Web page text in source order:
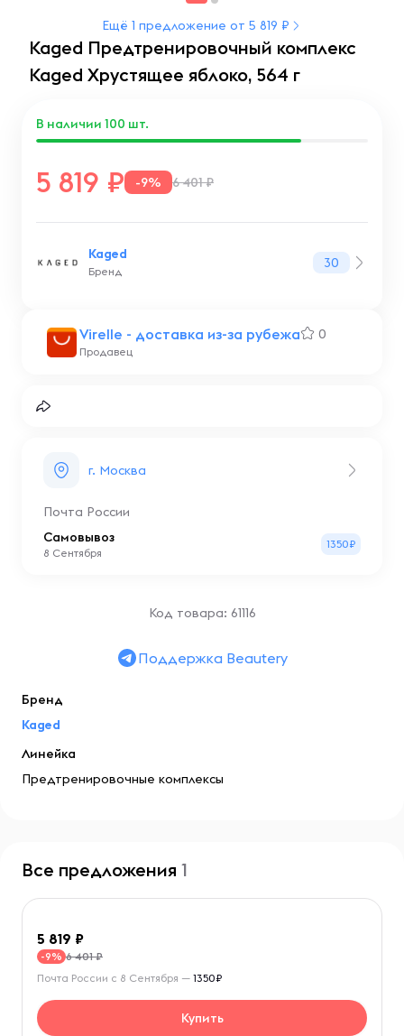
Ещё 1 предложение от 5 819 ₽
Kaged Предтренировочный комплекс
Kaged Хрустящее яблоко, 564 г
Virelle - доставка из-за рубежа 0
Продавец
5 819 -9% 6 401 ₽
В наличии 100 шт.
Kaged
Бренд
30
г. Москва
Почта России
Самовывоз
8 Сентября
1350₽
Код товара: 61116
Поддержка Beautery
Бренд
Kaged
Линейка
Предтренировочные комплексы
Все предложения 1
5 819
-9% 6 401 ₽
Почта России с 8 Сентября — 1350₽
Купить